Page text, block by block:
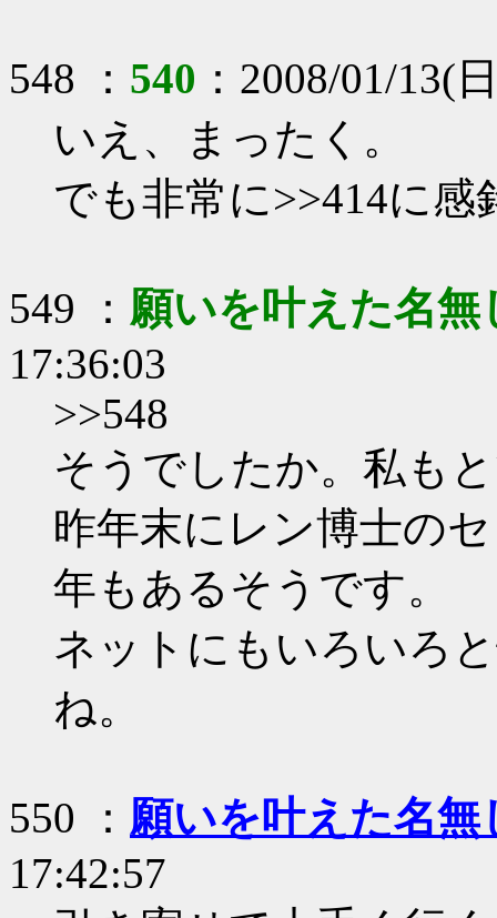
548 ： 540 ：2008/01/13(
いえ、まったく。
でも非常に>>414に
549 ： 願いを叶えた名無
17:36:03
>>548
そうでしたか。私も
昨年末にレン博士の
年もあるそうです。
ネットにもいろいろ
ね。
550 ： 願いを叶えた名無
17:42:57